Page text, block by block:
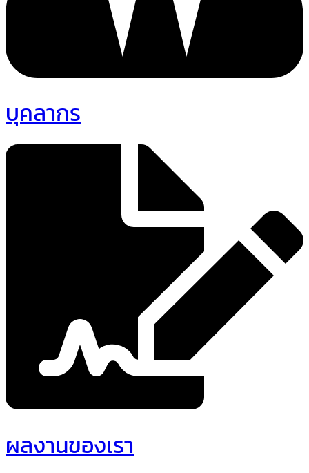
บุคลากร
ผลงานของเรา